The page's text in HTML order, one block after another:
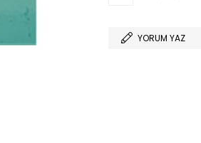
YORUM YAZ